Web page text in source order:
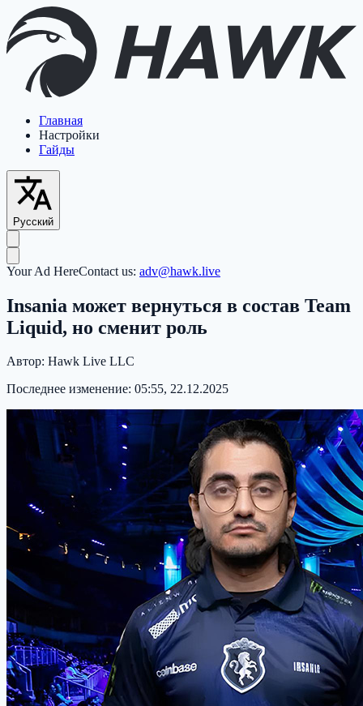
Главная
Настройки
Гайды
Русский
Your Ad HereContact us: adv@hawk.live
Insania может вернуться в состав Team
Liquid, но сменит роль
Автор: Hawk Live LLC
Последнее изменение: 05:55, 22.12.2025